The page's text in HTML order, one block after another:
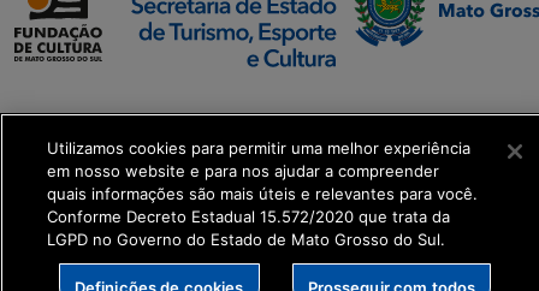
Transformação Digital
get_footer();
Utilizamos cookies para permitir uma melhor experiência
em nosso website e para nos ajudar a compreender
quais informações são mais úteis e relevantes para você.
Conforme Decreto Estadual 15.572/2020 que trata da
LGPD no Governo do Estado de Mato Grosso do Sul.
Definições de cookies Prosseguir com todos